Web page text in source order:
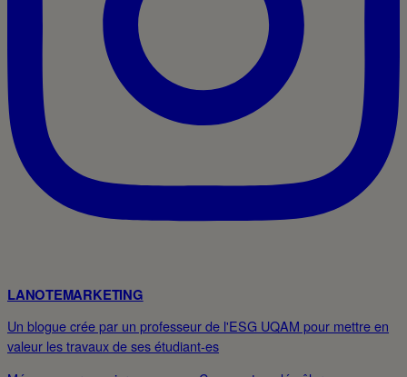
LANOTEMARKETING
Un blogue crée par un professeur de l'ESG UQAM pour mettre en
valeur les travaux de ses étudiant-es